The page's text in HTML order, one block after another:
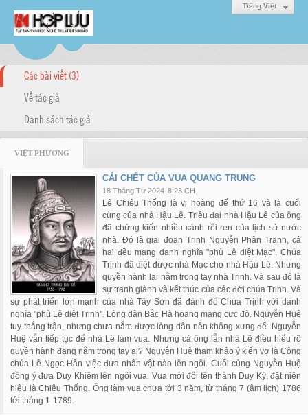
Tiếng Việt
Các bài viết (3)
Về tác giả
Danh sách tác giả
VIỆT PHƯƠNG
CÁI CHẾT CỦA VUA QUANG TRUNG
18 Tháng Tư 2024 8:23 CH
Lê Chiêu Thống là vị hoàng đế thứ 16 và là cuối
cùng của nhà Hậu Lê. Triều đại nhà Hậu Lê của ông
đã chứng kiến nhiều cảnh rối ren của lịch sử nước
nhà. Đó là giai đoạn Trịnh Nguyễn Phân Tranh, cả
hai đều mang danh nghĩa "phù Lê diệt Mạc". Chúa
Trịnh đã diệt được nhà Mạc cho nhà Hậu Lê. Nhưng
quyền hành lại nằm trong tay nhà Trịnh. Và sau đó là
sự tranh giành và kết thúc của các đời chúa Trịnh. Và
sự phát triển lớn mạnh của nhà Tây Sơn đã đánh đổ Chúa Trịnh với danh
nghĩa "phù Lê diệt Trịnh". Lòng dân Bắc Hà hoang mang cực độ. Nguyễn Huệ
tuy thắng trận, nhưng chưa nắm được lòng dân nên không xưng đế. Nguyễn
Huệ vẫn tiếp tục để nhà Lê làm vua. Nhưng cả ông lẫn nhà Lê điều hiểu rõ
quyền hành đang nằm trong tay ai? Nguyễn Huệ tham khảo ý kiến vợ là Công
chúa Lê Ngọc Hân việc đưa nhân vật nào lên ngôi. Cuối cùng Nguyễn Huệ
đồng ý đưa Duy Khiêm lên ngôi vua. Vua mới đổi tên thành Duy Kỳ, đặt niên
hiệu là Chiêu Thống. Ông làm vua chưa tới 3 năm, từ tháng 7 (âm lịch) 1786
tới tháng 1-1789.